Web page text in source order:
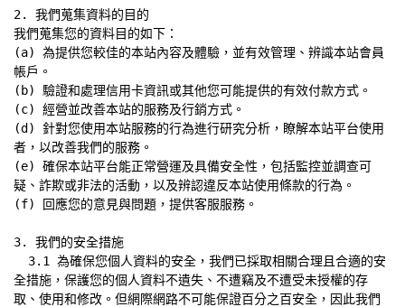
2. 我們蒐集資料的目的
我們蒐集您的資料目的如下：
(a) 為提供您較佳的本站內容及體驗，並有效管理、辨識本站會員
帳戶。
(b) 驗證和處理信用卡資訊或其他您可能提供的有效付款方式。
(c) 經營並改善本站的服務及行銷方式。
(d) 針對您使用本站服務的行為進行研究分析，瞭解本站平台使用
者，以改善我們的服務。
(e) 確保本站平台能正常營運及具備安全性，包括監控並調查可
疑、詐欺或非法的活動，以及辨認違反本站使用條款的行為。
(f) 回應您的意見與問題，提供客服服務。
3. 我們的安全措施
全措施，保護您的個人資料不遺失、不遭竊及不遭受未授權的存
取、使用和修改。但網際網路不可能保證百分之百安全，因此我們